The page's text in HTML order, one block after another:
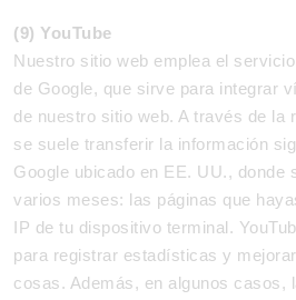
(9) YouTube
Nuestro sitio web emplea el
de Google, que sirve para integrar
de nuestro sitio web. A través de la
se suele transferir la información
Google ubicado en EE. UU., donde
varios meses: las páginas que
IP de tu dispositivo terminal.
para registrar estadísticas y
cosas. Además, en algunos casos,